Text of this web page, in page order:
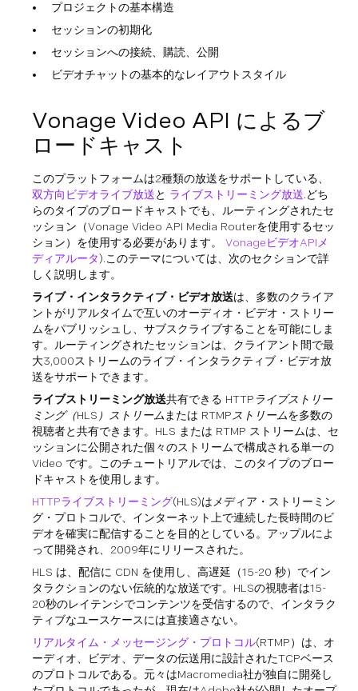
プロジェクトの基本構造
セッションの初期化
セッションへの接続、購読、公開
ビデオチャットの基本的なレイアウトスタイル
Vonage Video API によるブ
ロードキャスト
このプラットフォームは2種類の放送をサポートしている、
双方向ビデオライブ放送と ライブストリーミング放送.どち
らのタイプのブロードキャストでも、ルーティングされたセ
ッション（Vonage Video API Media Routerを使用するセッ
ション）を使用する必要があります。 VonageビデオAPIメ
ディアルータ).このテーマについては、次のセクションで詳
しく説明します。
ライブ・インタラクティブ・ビデオ放送は、多数のクライア
ントがリアルタイムで互いのオーディオ・ビデオ・ストリー
ムをパブリッシュし、サブスクライブすることを可能にしま
す。ルーティングされたセッションは、クライアント間で最
大3,000ストリームのライブ・インタラクティブ・ビデオ放
送をサポートできます。
ライブストリーミング放送共有できる HTTPライブストリー
ミング（HLS）ストリーム または RTMPストリームを多数の
視聴者と共有できます。HLS または RTMP ストリームは、セ
ッションに公開された個々のストリームで構成される単一の
Video です。このチュートリアルでは、このタイプのブロー
ドキャストを使用します。
HTTPライブストリーミング(HLS)はメディア・ストリーミン
グ・プロトコルで、インターネット上で連続した長時間のビ
デオを確実に配信することを目的としている。アップルによ
って開発され、2009年にリリースされた。
HLS は、配信に CDN を使用し、高遅延（15-20 秒）でイン
タラクションのない伝統的な放送です。HLSの視聴者は15-
20秒のレイテンシでコンテンツを受信するので、インタラク
ティブなユースケースには直接適さない。
リアルタイム・メッセージング・プロトコル(RTMP）は、オ
ーディオ、ビデオ、データの伝送用に設計されたTCPベース
のプロトコルである。元々はMacromedia社が独自に開発し